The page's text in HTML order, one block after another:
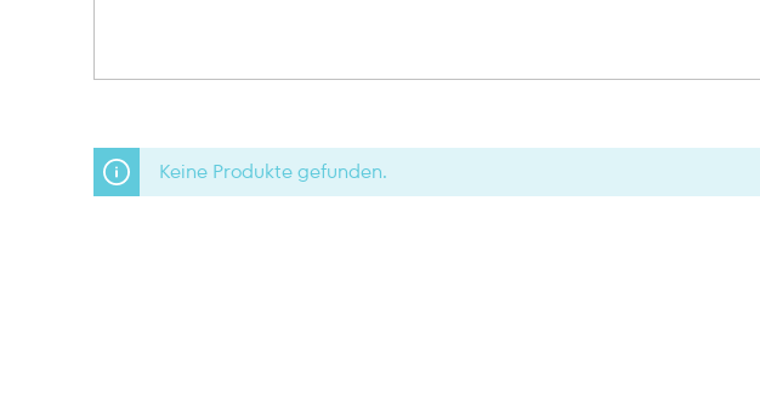
Keine Produkte gefunden.